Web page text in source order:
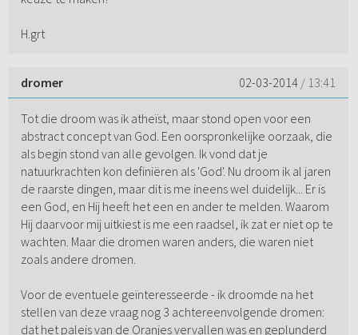
H.grt
dromer 02-03-2014 / 13:41
Tot die droom was ik atheïst, maar stond open voor een
abstract concept van God. Een oorspronkelijke oorzaak, die
als begin stond van alle gevolgen. Ik vond dat je
natuurkrachten kon definiëren als 'God'. Nu droom ik al jaren
de raarste dingen, maar dit is me ineens wel duidelijk... Er is
een God, en Hij heeft het een en ander te melden. Waarom
Hij daarvoor mij uitkiest is me een raadsel, ik zat er niet op te
wachten. Maar die dromen waren anders, die waren niet
zoals andere dromen.
Voor de eventuele geïnteresseerde - ik droomde na het
stellen van deze vraag nog 3 achtereenvolgende dromen:
dat het paleis van de Oranjes vervallen was en geplunderd